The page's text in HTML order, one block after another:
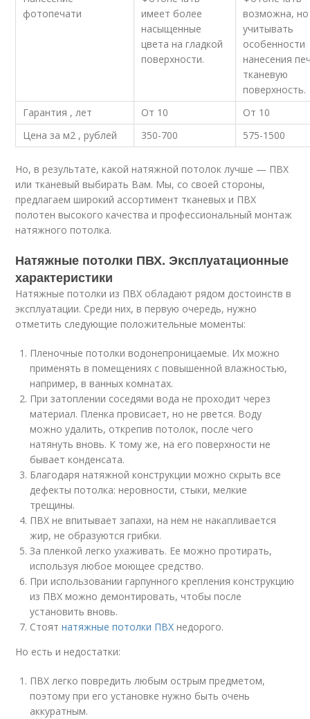
фотопечати
имеет более
насыщенные
цвета на гладкой
поверхности.
возможна,
учитывать
особенности
нанесения
тканевую
поверхность.
Гарантия , лет
От 10
От 10
Цена за м2 , рублей 350-700 575-1500
Но, в результате, какой натяжной потолок лучше — ПВХ
или тканевый выбирать Вам. Мы, со своей стороны,
предлагаем широкий ассортимент тканевых и ПВХ
полотен высокого качества и профессиональный монтаж
натяжного потолка.
Натяжные потолки ПВХ. Эксплуатационные
характеристики
Натяжные потолки из ПВХ обладают рядом достоинств в
эксплуатации. Среди них, в первую очередь, нужно
отметить следующие положительные моменты:
Пленочные потолки водонепроницаемые. Их можно
применять в помещениях с повышенной влажностью,
например, в ванных комнатах.
При затоплении соседями вода не проходит через
материал. Пленка провисает, но не рвется. Воду
можно удалить, открепив потолок, после чего
натянуть вновь. К тому же, на его поверхности не
бывает конденсата.
Благодаря натяжной конструкции можно скрыть все
дефекты потолка: неровности, стыки, мелкие
трещины.
ПВХ не впитывает запахи, на нем не накапливается
жир, не образуются грибки.
За пленкой легко ухаживать. Ее можно протирать,
используя любое моющее средство.
При использовании гарпунного крепления конструкцию
из ПВХ можно демонтировать, чтобы после
установить вновь.
Стоятнатяжные потолки ПВХ недорого.
Но есть и недостатки:
ПВХ легко повредить любым острым предметом,
поэтому при его установке нужно быть очень
аккуратным.